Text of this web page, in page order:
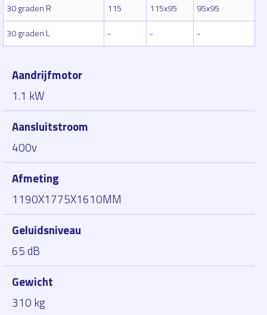
30 graden R
115 115x95
95x95
30 graden L
- - -
Aandrijfmotor
1.1 kW
Aansluitstroom
400v
Afmeting
1190X1775X1610MM
Geluidsniveau
65 dB
Gewicht
310 kg